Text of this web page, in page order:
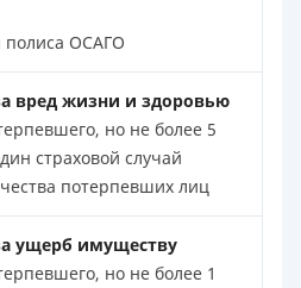
полиса ОСАГО
вред жизни и здоровью
но не более 5
страховой случай
потерпевших лиц
ущерб имуществу
но не более 1